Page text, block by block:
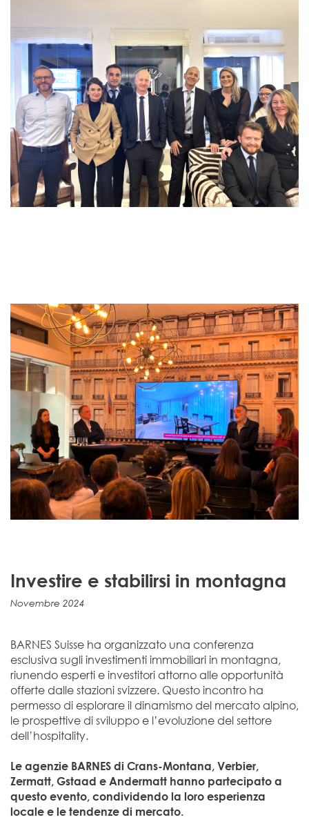
Investire e stabilirsi in montagna
Novembre 2024
BARNES Suisse ha organizzato una conferenza
esclusiva sugli investimenti immobiliari in montagna,
riunendo esperti e investitori attorno alle opportunità
offerte dalle stazioni svizzere. Questo incontro ha
permesso di esplorare il dinamismo del mercato alpino,
le prospettive di sviluppo e l’evoluzione del settore
dell’hospitality.
Le agenzie BARNES di Crans-Montana, Verbier,
Zermatt, Gstaad e Andermatt hanno partecipato a
questo evento, condividendo la loro esperienza
locale e le tendenze di mercato.